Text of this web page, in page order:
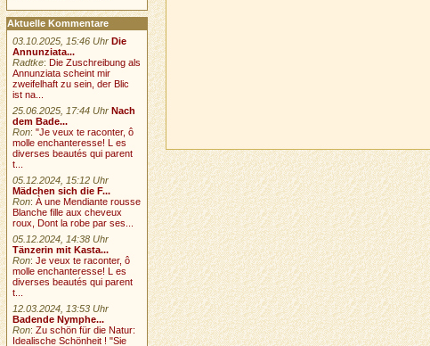
Aktuelle Kommentare
03.10.2025, 15:46 Uhr Die
Annunziata...
Radtke: Die Zuschreibung als
Annunziata scheint mir
zweifelhaft zu sein, der Blic
ist na...
25.06.2025, 17:44 Uhr Nach
dem Bade...
Ron:"Je veux te raconter, ô
molle enchanteresse! L es
diverses beautés qui parent
t...
05.12.2024, 15:12 Uhr
Mädchen sich die F...
Ron:À une Mendiante rousse
Blanche fille aux cheveux
roux, Dont la robe par ses...
05.12.2024, 14:38 Uhr
Tänzerin mit Kasta...
Ron:Je veux te raconter, ô
molle enchanteresse! L es
diverses beautés qui parent
t...
12.03.2024, 13:53 Uhr
Badende Nymphe...
Ron:Zu schön für die Natur:
Idealische Schönheit ! "Sie